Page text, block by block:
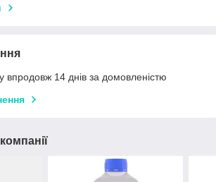
впродовж 14 днів за домовленістю